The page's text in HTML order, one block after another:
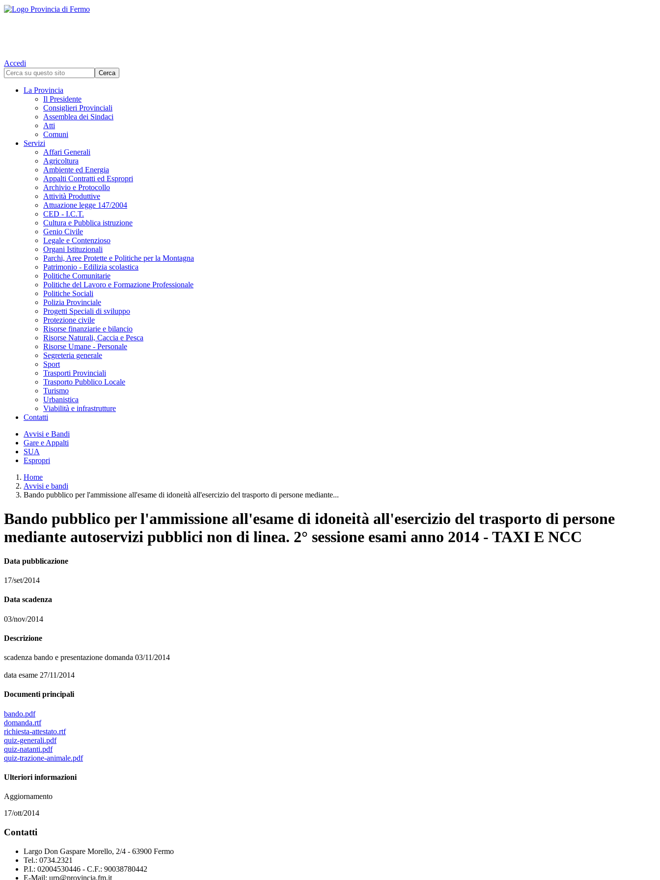
Accedi
La Provincia
Il Presidente
Consiglieri Provinciali
Assemblea dei Sindaci
Atti
Comuni
Servizi
Affari Generali
Agricoltura
Ambiente ed Energia
Appalti Contratti ed Espropri
Archivio e Protocollo
Attività Produttive
Attuazione legge 147/2004
CED - I.C.T.
Cultura e Pubblica istruzione
Genio Civile
Legale e Contenzioso
Organi Istituzionali
Parchi, Aree Protette e Politiche per la Montagna
Patrimonio - Edilizia scolastica
Politiche Comunitarie
Politiche del Lavoro e Formazione Professionale
Politiche Sociali
Polizia Provinciale
Progetti Speciali di sviluppo
Protezione civile
Risorse finanziarie e bilancio
Risorse Naturali, Caccia e Pesca
Risorse Umane - Personale
Segreteria generale
Sport
Trasporti Provinciali
Trasporto Pubblico Locale
Turismo
Urbanistica
Viabilità e infrastrutture
Contatti
Avvisi e Bandi
Gare e Appalti
SUA
Espropri
Home
Avvisi e bandi
Bando pubblico per l'ammissione all'esame di idoneità all'esercizio del trasporto di persone mediante...
Bando pubblico per l'ammissione all'esame di idoneità all'esercizio del trasporto di persone
mediante autoservizi pubblici non di linea. 2° sessione esami anno 2014 - TAXI E NCC
Data pubblicazione
17/set/2014
Data scadenza
03/nov/2014
Descrizione
scadenza bando e presentazione domanda 03/11/2014
data esame 27/11/2014
Documenti principali
bando.pdf
domanda.rtf
richiesta-attestato.rtf
quiz-generali.pdf
quiz-natanti.pdf
quiz-trazione-animale.pdf
Ulteriori informazioni
Aggiornamento
17/ott/2014
Contatti
Largo Don Gaspare Morello, 2/4 - 63900 Fermo
Tel.: 0734.2321
P.I.: 02004530446 - C.F.: 90038780442
E-Mail: urp@provincia.fm.it